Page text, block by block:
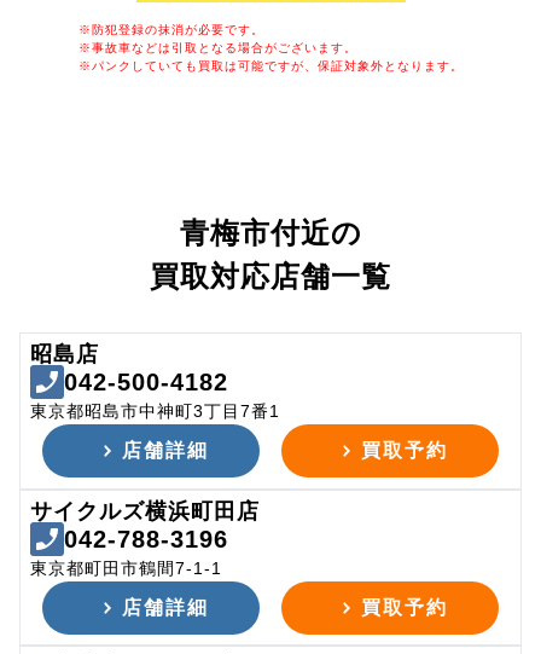
※防犯登録の抹消が必要です。
※事故車などは引取となる場合がございます。
※パンクしていても買取は可能ですが、保証対象外となります。
青梅市付近の
買取対応店舗一覧
昭島店
042-500-4182
東京都昭島市中神町3丁目7番1
店舗詳細 買取予約
サイクルズ横浜町田店
042-788-3196
東京都町田市鶴間7-1-1
店舗詳細 買取予約